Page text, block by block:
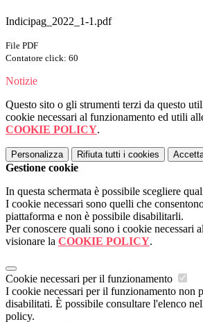
Indicipag_2022_1-1.pdf
File PDF
Contatore click: 60
Notizie
Questo sito o gli strumenti terzi da questo
cookie necessari al funzionamento ed utili
COOKIE POLICY.
Personalizza Rifiuta tutti i cookies
Gestione cookie
In questa schermata è possibile scegliere
I cookie necessari sono quelli che
piattaforma e non è possibile disabilitarli.
Per conoscere quali sono i cookie necessari
visionare la COOKIE POLICY.
Cookie necessari per il funzionamento
I cookie necessari per il funzionamento non
disabilitati. È possibile consultare l'elenco
policy.